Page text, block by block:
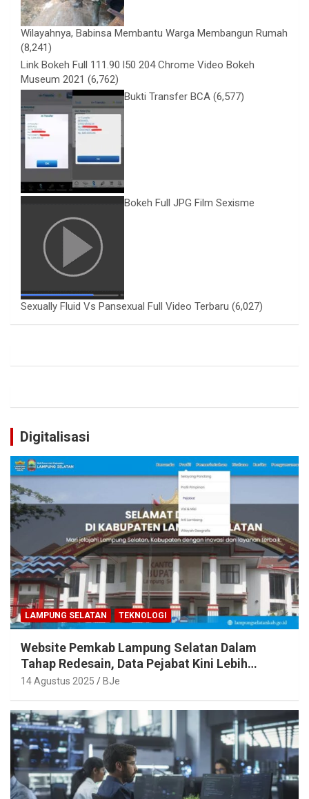
Wilayahnya, Babinsa Membantu Warga Membangun Rumah
(8,241)
Link Bokeh Full 111.90 l50 204 Chrome Video Bokeh
Museum 2021 (6,762)
Bukti Transfer BCA (6,577)
Bokeh Full JPG Film Sexisme
Sexually Fluid Vs Pansexual Full Video Terbaru (6,027)
Digitalisasi
LAMPUNG SELATAN TEKNOLOGI
Website Pemkab Lampung Selatan Dalam
Tahap Redesain, Data Pejabat Kini Lebih
Mudah Diakses
14 Agustus 2025 BJe